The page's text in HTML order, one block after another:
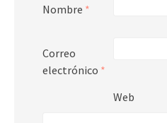
Nombre *
Correo
electrónico *
Web